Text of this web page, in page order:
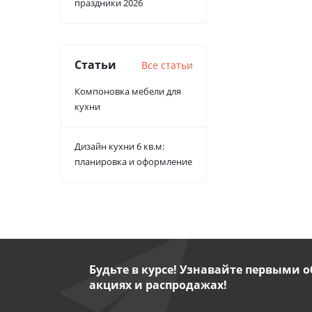
праздники 2026
Статьи Все статьи
Компоновка мебели для
кухни
Дизайн кухни 6 кв.м:
планировка и оформление
Будьте в курсе! Узнавайте первыми
акциях и распродажах!